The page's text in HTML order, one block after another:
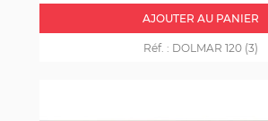
AJOUTER AU PANIER
Réf. : DOLMAR 120 (3)